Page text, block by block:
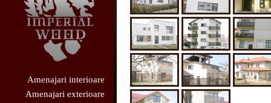
Amenajari interioare
Amenajari exterioare